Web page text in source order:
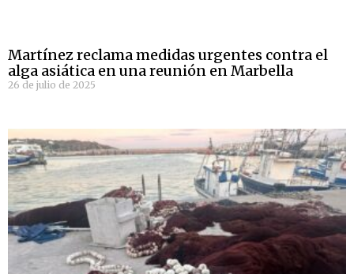
Martínez reclama medidas urgentes contra el
alga asiática en una reunión en Marbella
26 de julio de 2025